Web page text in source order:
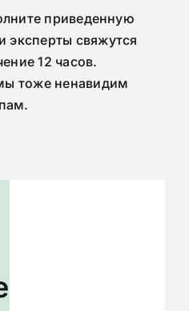
приведенную
свяжутся
12 часов.
тоже ненавидим